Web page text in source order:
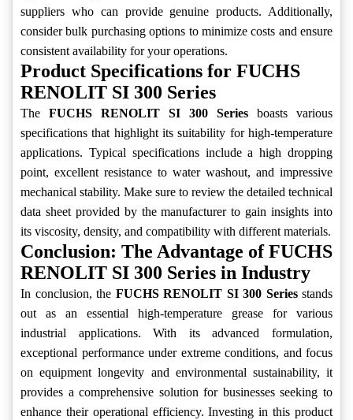
suppliers who can provide genuine products. Additionally,
consider bulk purchasing options to minimize costs and ensure
consistent availability for your operations.
Product Specifications for FUCHS
RENOLIT SI 300 Series
The FUCHS RENOLIT SI 300 Series boasts various
specifications that highlight its suitability for high-temperature
applications. Typical specifications include a high dropping
point, excellent resistance to water washout, and impressive
mechanical stability. Make sure to review the detailed technical
data sheet provided by the manufacturer to gain insights into
its viscosity, density, and compatibility with different materials.
Conclusion: The Advantage of FUCHS
RENOLIT SI 300 Series in Industry
In conclusion, the FUCHS RENOLIT SI 300 Seriesstands
out as an essential high-temperature grease for various
industrial applications. With its advanced formulation,
exceptional performance under extreme conditions, and focus
on equipment longevity and environmental sustainability, it
provides a comprehensive solution for businesses seeking to
enhance their operational efficiency. Investing in this product